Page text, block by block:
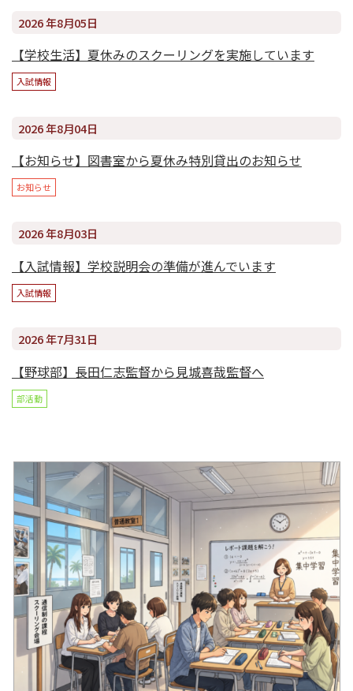
2026 年8月05日
【学校生活】夏休みのスクーリングを実施しています
入試情報
2026 年8月04日
【お知らせ】図書室から夏休み特別貸出のお知らせ
お知らせ
2026 年8月03日
【入試情報】学校説明会の準備が進んでいます
入試情報
2026 年7月31日
【野球部】長田仁志監督から見城喜哉監督へ
部活動